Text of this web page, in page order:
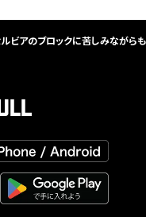
アのブロックに苦しみながら